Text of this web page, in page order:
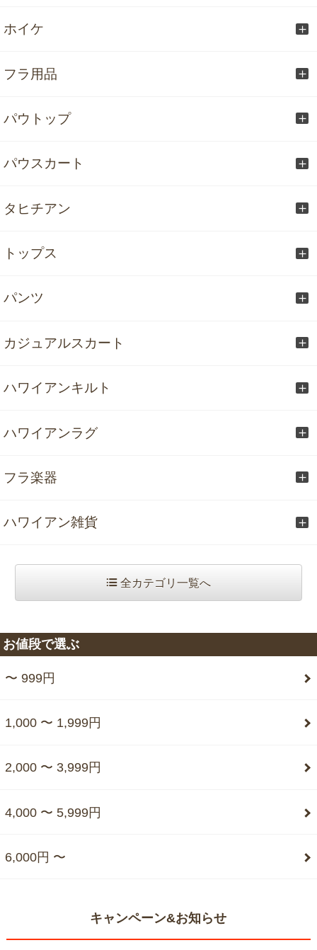
ホイケ
フラ用品
パウトップ
パウスカート
タヒチアン
トップス
パンツ
カジュアルスカート
ハワイアンキルト
ハワイアンラグ
フラ楽器
ハワイアン雑貨
全カテゴリ一覧へ
お値段で選ぶ
〜 999円
1,000 〜 1,999円
2,000 〜 3,999円
4,000 〜 5,999円
6,000円 〜
キャンペーン&お知らせ